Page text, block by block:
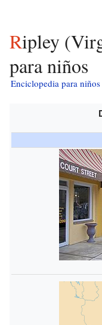
Ripley (Virginia Occidental)
para niños
Enciclopedia para niños